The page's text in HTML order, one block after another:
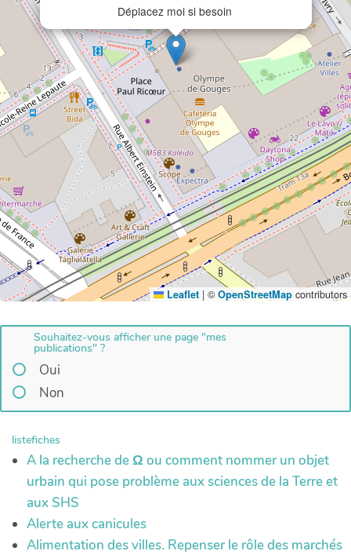
Déplacez moi si besoin
Leaflet | © OpenStreetMap contributors
Souhaitez-vous afficher une page "mes
publications" ?
Oui
Non
listefiches
A la recherche de Ω ou comment nommer un objet
urbain qui pose problème aux sciences de la Terre et
aux SHS
Alerte aux canicules
Alimentation des villes. Repenser le rôle des marchés